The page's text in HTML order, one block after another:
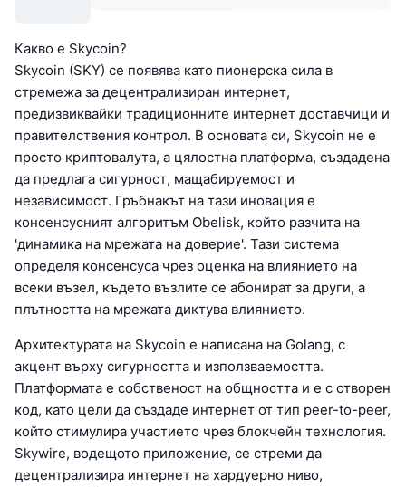
Какво е Skycoin?
Skycoin (SKY) се появява като пионерска сила в
стремежа за децентрализиран интернет,
предизвиквайки традиционните интернет доставчици и
правителствения контрол. В основата си, Skycoin не е
просто криптовалута, а цялостна платформа, създадена
да предлага сигурност, мащабируемост и
независимост. Гръбнакът на тази иновация е
консенсусният алгоритъм Obelisk, който разчита на
'динамика на мрежата на доверие'. Тази система
определя консенсуса чрез оценка на влиянието на
всеки възел, където възлите се абонират за други, а
плътността на мрежата диктува влиянието.
Архитектурата на Skycoin е написана на Golang, с
акцент върху сигурността и използваемостта.
Платформата е собственост на общността и е с отворен
код, като цели да създаде интернет от тип peer-to-peer,
който стимулира участието чрез блокчейн технология.
Skywire, водещото приложение, се стреми да
децентрализира интернет на хардуерно ниво,